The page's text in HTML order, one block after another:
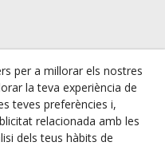
per a millorar els nostres
la teva experiència de
teves preferències i,
relacionada amb les
dels teus hàbits de